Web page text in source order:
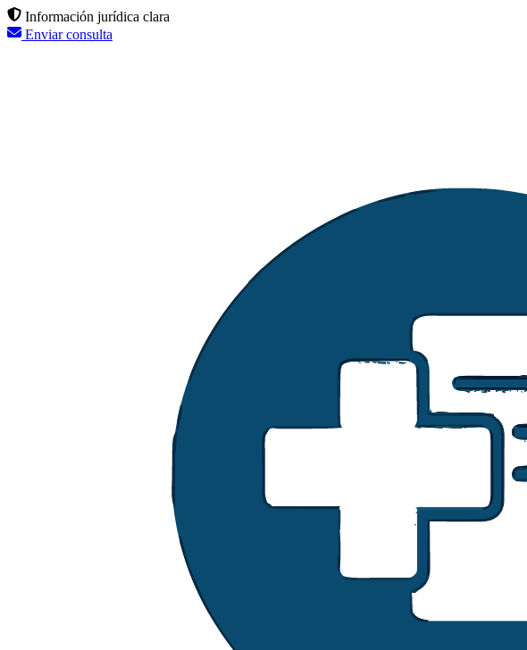
Información jurídica clara
Enviar consulta